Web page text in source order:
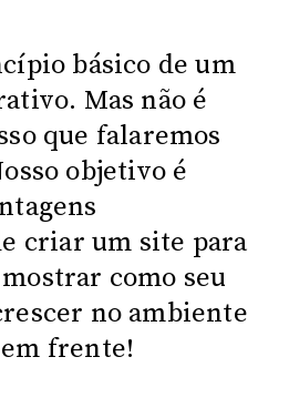
básico de um
Mas não é
que falaremos
objetivo é
criar um site para
como seu
no ambiente
frente!